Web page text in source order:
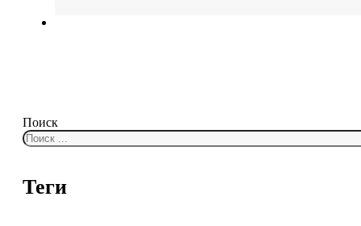
Поиск
Теги